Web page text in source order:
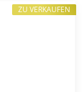
ZU VERKAUFEN